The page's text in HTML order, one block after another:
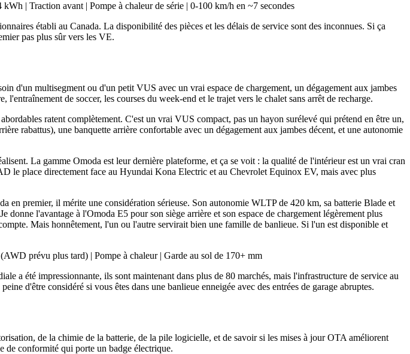
| Traction avant | Pompe à chaleur de série | 0-100 km/h en ~7 secondes
établi au Canada. La disponibilité des pièces et les délais de service sont des inconnues. Si ça
pas plus sûr vers les VE.
d'un multisegment ou d'un petit VUS avec un vrai espace de chargement, un dégagement aux jambes
de soccer, les courses du week-end et le trajet vers le chalet sans arrêt de recharge.
ratent complètement. C'est un vrai VUS compact, pas un hayon surélevé qui prétend en être un,
rabattus), une banquette arrière confortable avec un dégagement aux jambes décent, et une autonomie
La gamme Omoda est leur dernière plateforme, et ça se voit : la qualité de l'intérieur est un vrai cran
le place directement face au Hyundai Kona Electric et au Chevrolet Equinox EV, mais avec plus
en premier, il mérite une considération sérieuse. Son autonomie WLTP de 420 km, sa batterie Blade et
l'avantage à l'Omoda E5 pour son siège arrière et son espace de chargement légèrement plus
Mais honnêtement, l'un ou l'autre servirait bien une famille de banlieue. Si l'un est disponible et
prévu plus tard) | Pompe à chaleur | Garde au sol de 170+ mm
a été impressionnante, ils sont maintenant dans plus de 80 marchés, mais l'infrastructure de service au
d'être considéré si vous êtes dans une banlieue enneigée avec des entrées de garage abruptes.
de la chimie de la batterie, de la pile logicielle, et de savoir si les mises à jour OTA améliorent
de conformité qui porte un badge électrique.